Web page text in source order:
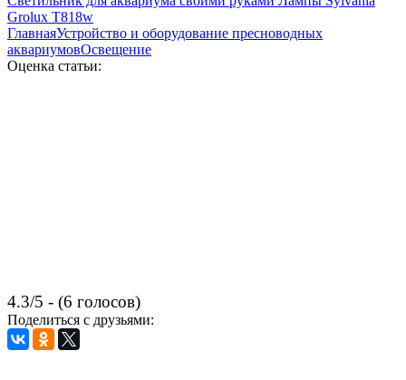
Grolux T818w
ГлавнаяУстройство и оборудование пресноводных
аквариумовОсвещение
Оценка статьи:
4.3/5 - (6 голосов)
Поделиться с друзьями: